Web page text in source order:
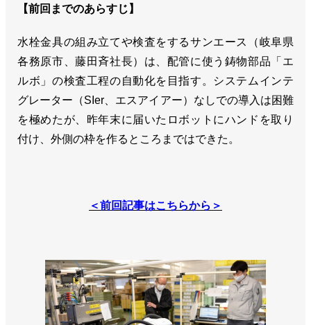
【前回までのあらすじ】
水栓金具の組み立てや検査をするサンエース（岐阜県
各務原市、藤田斉社長）は、配管に使う鋳物部品「エ
ルボ」の検査工程の自動化を目指す。システムインテ
グレーター（SIer、エスアイアー）なしでの導入は困難
を極めたが、昨年末に届いたロボットにハンドを取り
付け、外側の枠を作るところまではできた。
＜前回記事はこちらから＞